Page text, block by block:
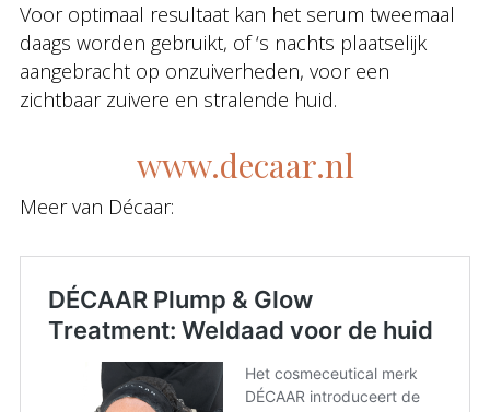
Voor optimaal resultaat kan het serum tweemaal
daags worden gebruikt, of ‘s nachts plaatselijk
aangebracht op onzuiverheden, voor een
zichtbaar zuivere en stralende huid.
www.decaar.nl
Meer van Décaar: